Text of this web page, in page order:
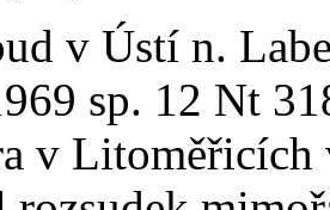
v Ústí n.
sp. 12 Nt
v